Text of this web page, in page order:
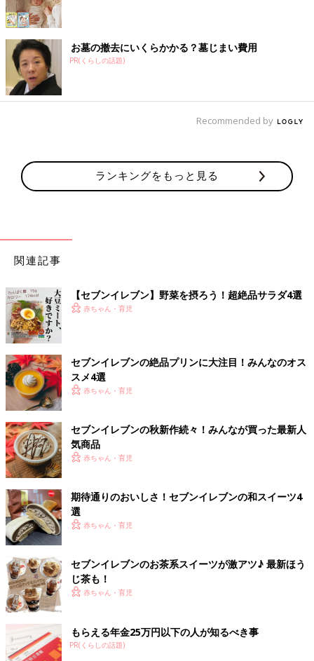
お墓の撤去にいくらかかる？墓じまい費用
PR(くらしの話題)
Recommended by
ランキングをもっと見る
関連記事
【セブンイレブン】野菜を摂ろう！超絶品サラダ4選
赤ちゃん・育児
セブンイレブンの絶品プリンに大注目！みんなのオス
スメ4選
赤ちゃん・育児
セブンイレブンの秋新作続々！みんなが買った最新人
気商品
赤ちゃん・育児
期待通りのおいしさ！セブンイレブンの和スイーツ4
選
赤ちゃん・育児
セブンイレブンのお茶系スイーツが激アツ♪ 最新ほう
じ茶も！
赤ちゃん・育児
もらえる年金25万円以下の人が知るべき事
PR(くらしの話題)